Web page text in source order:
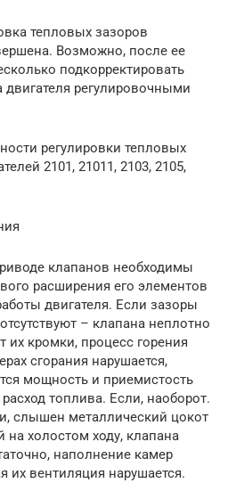
тепловых зазоров
Возможно, после ее
подкорректировать
двигателя регулировочными
регулировки тепловых
2101, 21011, 2103, 2105,
клапанов необходимы
расширения его элементов
двигателя. Если зазоры
– клапана неплотно
их кромки, процесс горения
сгорания нарушается,
мощность и приемистость
топлива. Если, наоборот.
слышен металлический цокот
холостом ходу, клапана
наполнение камер
их вентиляция нарушается.